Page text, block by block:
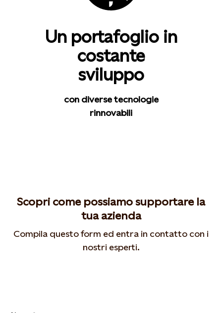
Un portafoglio in
costante
sviluppo
con diverse tecnologie
rinnovabili
Scopri come possiamo supportare la
tua azienda
Compila questo form ed entra in contatto con i
nostri esperti.